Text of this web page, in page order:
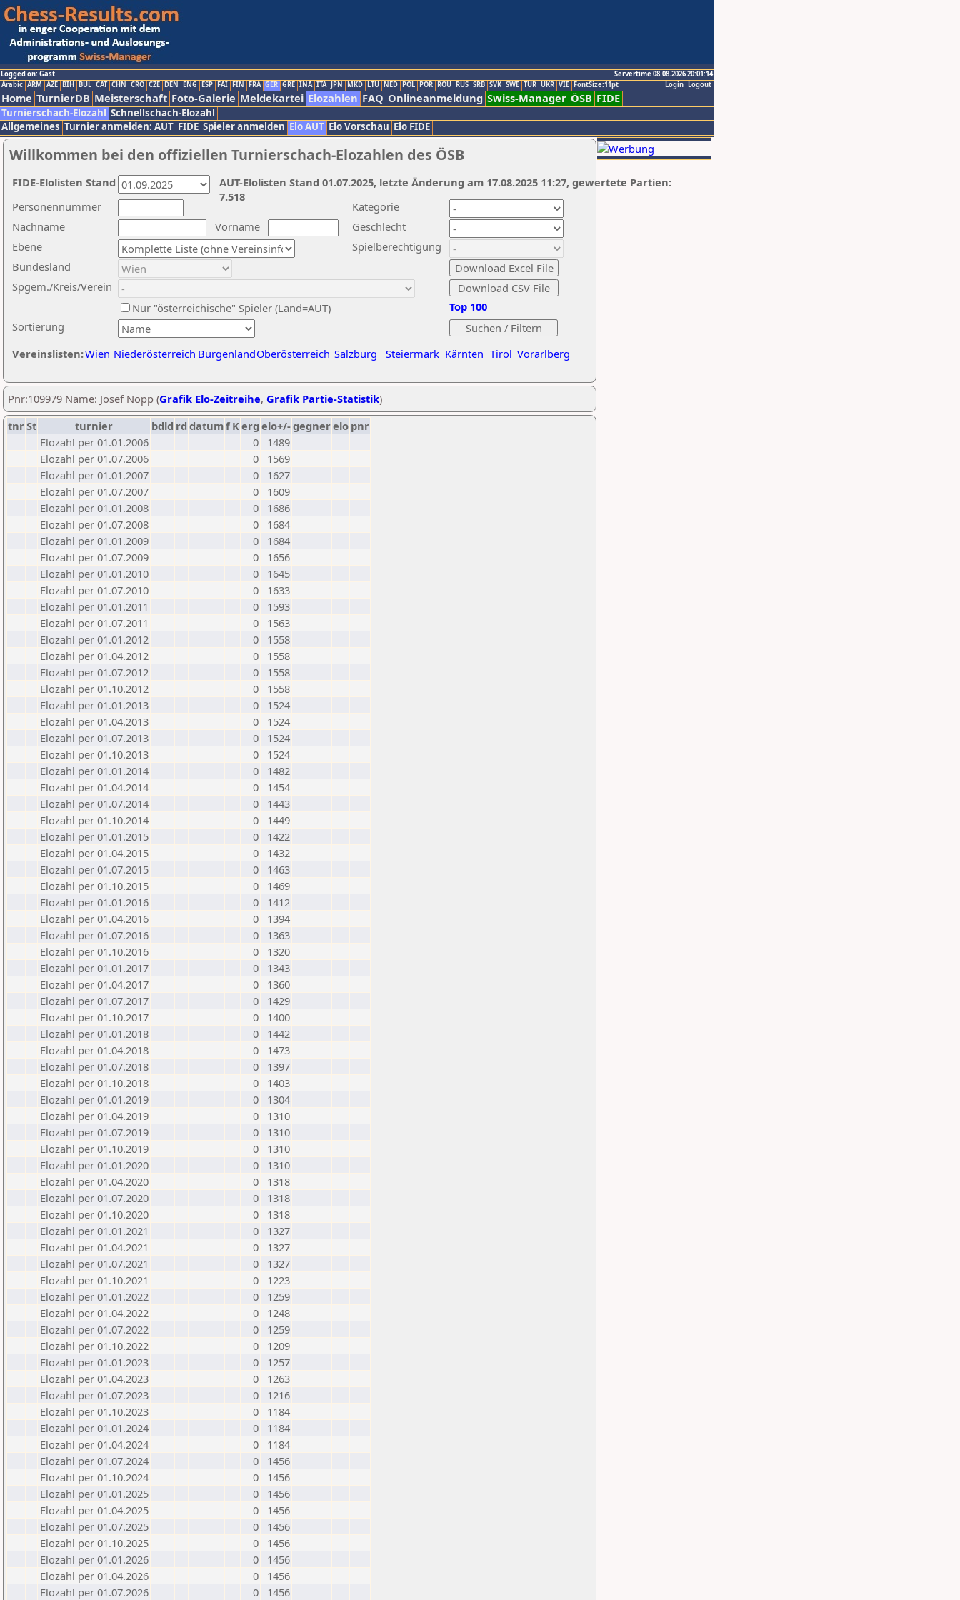
Logged on: Gast
Servertime 08.08.2026 20:01:14
Logout
Login
Arabic ARM AZE BIH BUL CAT CHN CRO CZE DEN ENG ESP FAI FIN FRA GER GRE INA ITA JPN MKD LTU NED POL POR ROU RUS SRB SVK SWE TUR UKR VIE FontSize:11pt
Home TurnierDB Meisterschaft Foto-Galerie Meldekartei Elozahlen FAQ Onlineanmeldung Swiss-Manager ÖSB FIDE
Turnierschach-Elozahl Schnellschach-Elozahl
Allgemeines Turnier anmelden: AUT FIDE Spieler anmelden Elo AUT Elo Vorschau Elo FIDE
Willkommen bei den offiziellen Turnierschach-Elozahlen des ÖSB
Nachname
Vorname
Ebene
Kategorie
Sortierung
Personennummer
Bundesland
Spgem./Kreis/Verein
Geschlecht
Nur "österreichische" Spieler (Land=AUT)
Spielberechtigung
Vereinslisten:Wien Niederösterreich BurgenlandOberösterreich Salzburg Steiermark Kärnten Tirol Vorarlberg
Top 100
AUT-Elolisten Stand 01.07.2025, letzte Änderung am 17.08.2025 11:27, gewertete Partien:
7.518
FIDE-Elolisten Stand
Pnr:109979 Name: Josef Nopp (Grafik Elo-Zeitreihe, Grafik Partie-Statistik)
tnrSt turnier bdld rd datumf Kerg elo+/-gegnerelo pnr
Elozahl per 01.01.2006
0
1489
Elozahl per 01.07.2006
0
1569
Elozahl per 01.01.2007
0
1627
Elozahl per 01.07.2007
0
1609
Elozahl per 01.01.2008
0
1686
Elozahl per 01.07.2008
0
1684
Elozahl per 01.01.2009
0
1684
Elozahl per 01.07.2009
0
1656
Elozahl per 01.01.2010
0
1645
Elozahl per 01.07.2010
0
1633
Elozahl per 01.01.2011
0
1593
Elozahl per 01.07.2011
0
1563
Elozahl per 01.01.2012
0
1558
Elozahl per 01.04.2012
0
1558
Elozahl per 01.07.2012
0
1558
Elozahl per 01.10.2012
0
1558
Elozahl per 01.01.2013
0
1524
Elozahl per 01.04.2013
0
1524
Elozahl per 01.07.2013
0
1524
Elozahl per 01.10.2013
0
1524
Elozahl per 01.01.2014
0
1482
Elozahl per 01.04.2014
0
1454
Elozahl per 01.07.2014
0
1443
Elozahl per 01.10.2014
0
1449
Elozahl per 01.01.2015
0
1422
Elozahl per 01.04.2015
0
1432
Elozahl per 01.07.2015
0
1463
Elozahl per 01.10.2015
0
1469
Elozahl per 01.01.2016
0
1412
Elozahl per 01.04.2016
0
1394
Elozahl per 01.07.2016
0
1363
Elozahl per 01.10.2016
0
1320
Elozahl per 01.01.2017
0
1343
Elozahl per 01.04.2017
0
1360
Elozahl per 01.07.2017
0
1429
Elozahl per 01.10.2017
0
1400
Elozahl per 01.01.2018
0
1442
Elozahl per 01.04.2018
0
1473
Elozahl per 01.07.2018
0
1397
Elozahl per 01.10.2018
0
1403
Elozahl per 01.01.2019
0
1304
Elozahl per 01.04.2019
0
1310
Elozahl per 01.07.2019
0
1310
Elozahl per 01.10.2019
0
1310
Elozahl per 01.01.2020
0
1310
Elozahl per 01.04.2020
0
1318
Elozahl per 01.07.2020
0
1318
Elozahl per 01.10.2020
0
1318
Elozahl per 01.01.2021
0
1327
Elozahl per 01.04.2021
0
1327
Elozahl per 01.07.2021
0
1327
Elozahl per 01.10.2021
0
1223
Elozahl per 01.01.2022
0
1259
Elozahl per 01.04.2022
0
1248
Elozahl per 01.07.2022
0
1259
Elozahl per 01.10.2022
0
1209
Elozahl per 01.01.2023
0
1257
Elozahl per 01.04.2023
0
1263
Elozahl per 01.07.2023
0
1216
Elozahl per 01.10.2023
0
1184
Elozahl per 01.01.2024
0
1184
Elozahl per 01.04.2024
0
1184
Elozahl per 01.07.2024
0
1456
Elozahl per 01.10.2024
0
1456
Elozahl per 01.01.2025
0
1456
Elozahl per 01.04.2025
0
1456
Elozahl per 01.07.2025
0
1456
Elozahl per 01.10.2025
0
1456
Elozahl per 01.01.2026
0
1456
Elozahl per 01.04.2026
0
1456
Elozahl per 01.07.2026
0 1456